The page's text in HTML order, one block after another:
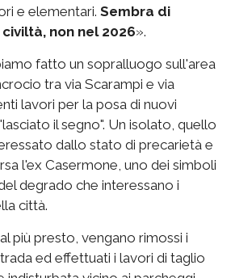
e elementari. Sembra di
non nel 2026».
fatto un sopralluogo sull'area
tra via Scarampi e via
lavori per la posa di nuovi
il segno". Un isolato, quello
dallo stato di precarietà e
l'ex Casermone, uno dei simboli
degrado che interessano i
città.
più presto, vengano rimossi i
ed effettuati i lavori di taglio